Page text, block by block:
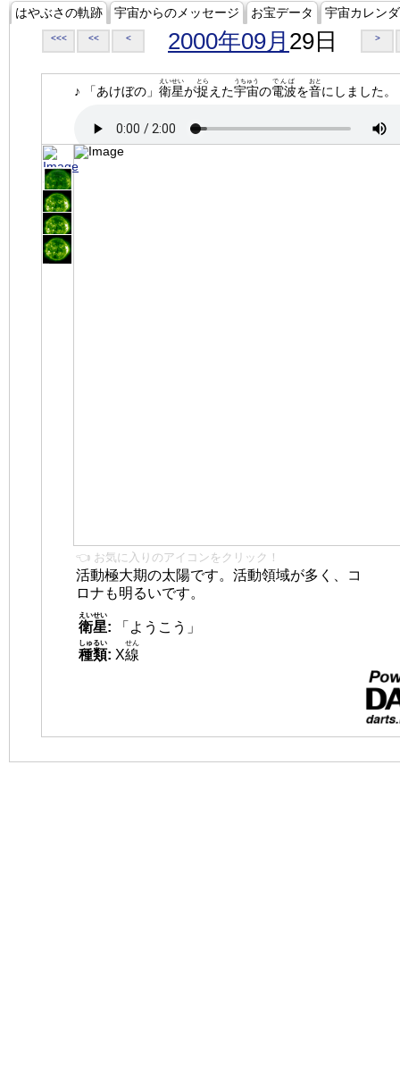
はやぶさの軌跡 宇宙からのメッセージ お宝データ 宇宙カレン
<<< << < 2000年09月 29日 >
♪ 「あけぼの」 衛星
えいせい
が捉
とら
えた宇宙
うちゅう
の電波
でんぱ
を音
おと
にしました。
👈 お気に入りのアイコンをクリック！
活動極大期の太陽です。活動領域が多く、コ
ロナも明るいです。
衛星
えいせい
:
「ようこう」
種類
しゅるい
: X線
せん